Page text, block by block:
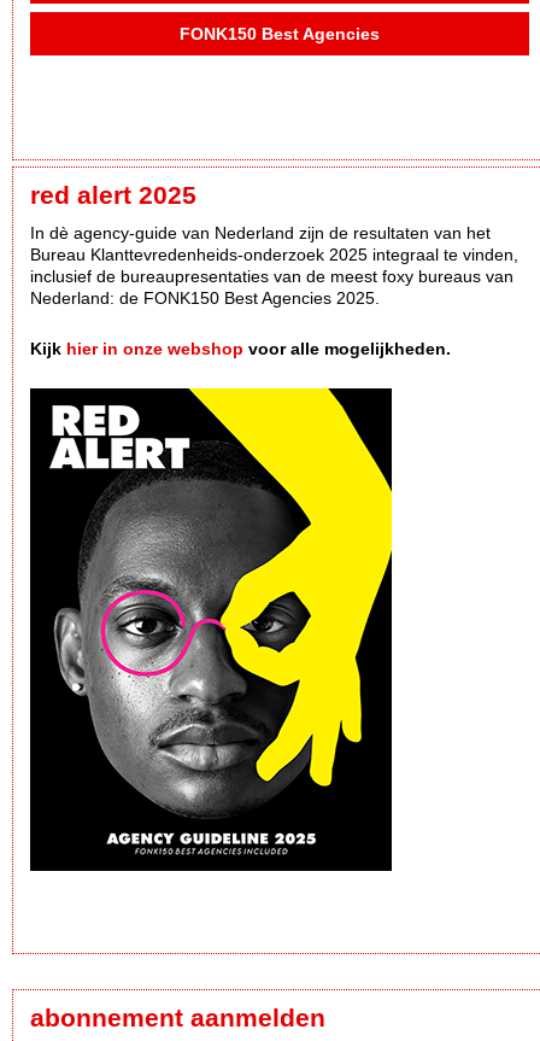
FONK150 Best Agencies
red alert 2025
In dè agency-guide van Nederland zijn de resultaten van het
Bureau Klanttevredenheids-onderzoek 2025 integraal te vinden,
inclusief de bureaupresentaties van de meest foxy bureaus van
Nederland: de FONK150 Best Agencies 2025.
Kijk hier in onze webshop voor alle mogelijkheden.
abonnement aanmelden